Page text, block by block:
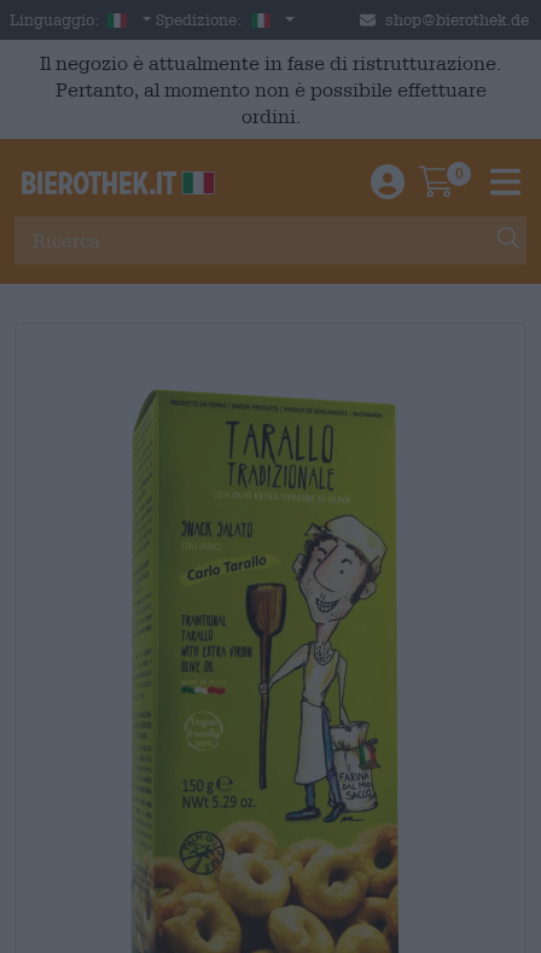
Skip to main content
Linguaggio: Italian
Spedizione: Italia shop@bierothek.de
Il negozio è attualmente in fase di ristrutturazione.
Pertanto, al momento non è possibile effettuare
ordini.
Einloggen /
0